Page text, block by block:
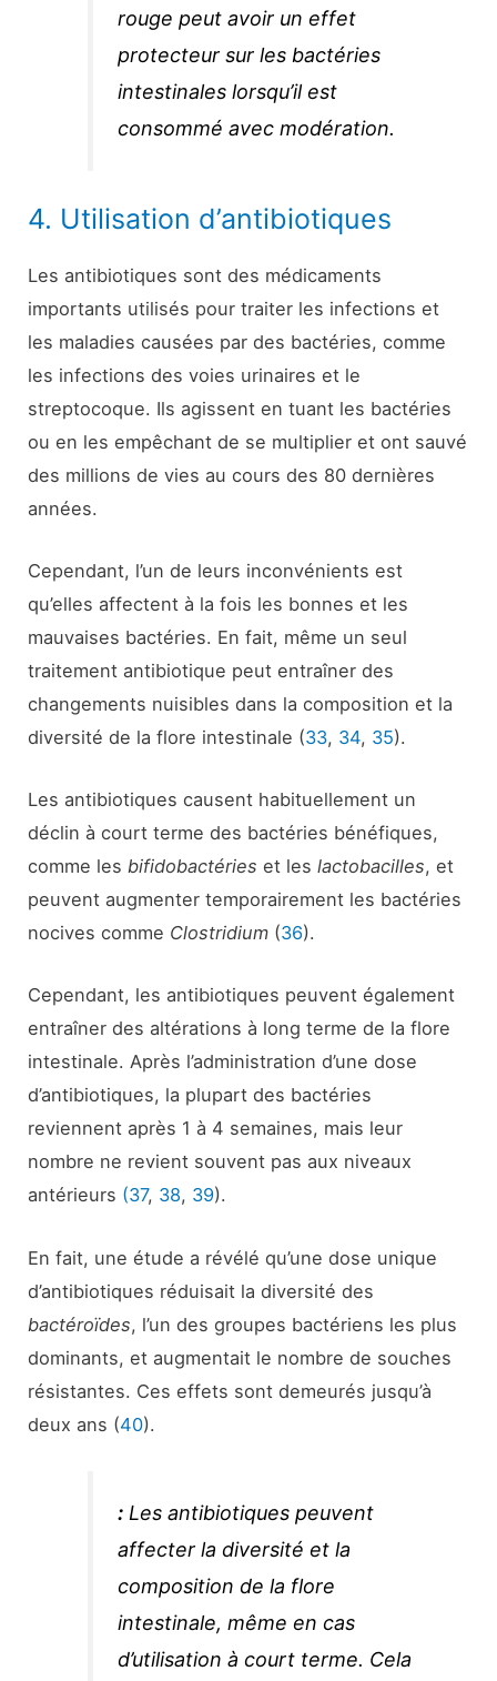
rouge peut avoir un effet
protecteur sur les bactéries
intestinales lorsqu’il est
consommé avec modération.
4. Utilisation d’antibiotiques
Les antibiotiques sont des médicaments
importants utilisés pour traiter les infections et
les maladies causées par des bactéries, comme
les infections des voies urinaires et le
streptocoque. Ils agissent en tuant les bactéries
ou en les empêchant de se multiplier et ont sauvé
des millions de vies au cours des 80 dernières
années.
Cependant, l’un de leurs inconvénients est
qu’elles affectent à la fois les bonnes et les
mauvaises bactéries. En fait, même un seul
traitement antibiotique peut entraîner des
changements nuisibles dans la composition et la
diversité de la flore intestinale (33, 34, 35).
Les antibiotiques causent habituellement un
déclin à court terme des bactéries bénéfiques,
comme lesbifidobactéries et leslactobacilles, et
peuvent augmenter temporairement les bactéries
nocives comme Clostridium (36).
Cependant, les antibiotiques peuvent également
entraîner des altérations à long terme de la flore
intestinale. Après l’administration d’une dose
d’antibiotiques, la plupart des bactéries
reviennent après 1 à 4 semaines, mais leur
nombre ne revient souvent pas aux niveaux
antérieurs (37, 38, 39).
En fait, une étude a révélé qu’une dose unique
d’antibiotiques réduisait la diversité des
bactéroïdes, l’un des groupes bactériens les plus
dominants, et augmentait le nombre de souches
résistantes. Ces effets sont demeurés jusqu’à
deux ans (40).
: Les antibiotiques peuvent
affecter la diversité et la
composition de la flore
intestinale, même en cas
d’utilisation à court terme. Cela